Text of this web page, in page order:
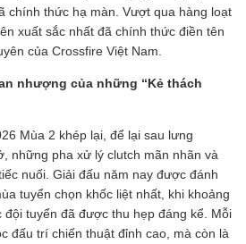
chính thức hạ màn. Vượt qua hàng loạt
xuất sắc nhất đã chính thức điền tên
của Crossfire Việt Nam.
nhượng của những “Kẻ thách
Mùa 2 khép lại, để lại sau lưng
những pha xử lý clutch mãn nhãn và
nuối. Giải đấu năm nay được đánh
tuyển chọn khốc liệt nhất, khi khoảng
tuyển đã được thu hẹp đáng kể. Mỗi
đấu trí chiến thuật đỉnh cao, mà còn là